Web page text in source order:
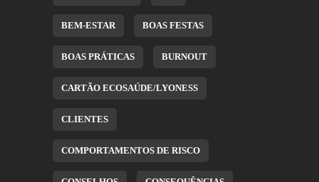
BEM-ESTAR BOAS FESTAS
BOAS PRÁTICAS BURNOUT
CARTÃO ECOSAÚDE/LYONESS
CLIENTES
COMPORTAMENTOS DE RISCO